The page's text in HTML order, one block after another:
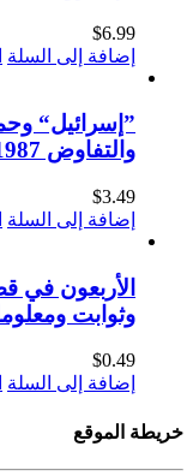
$6.99
إضافة إلى السلة
”إسرائيل“
والتفاوض 1987-2014 (النسخة الإلكترونية)
$3.49
إضافة إلى السلة
الأربعون في
وثوابت
$0.49
إضافة إلى السلة
خريطة الموقع